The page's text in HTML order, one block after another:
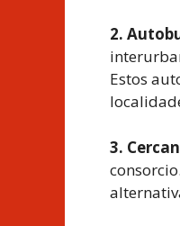
2.
Estos
3.